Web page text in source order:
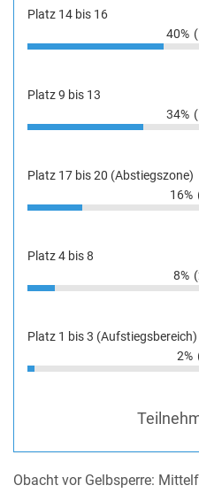
Platz 14 bis 16
40%
Platz 9 bis 13
34%
Platz 17 bis 20 (Abstiegszone)
16%
Platz 4 bis 8
8%
Platz 1 bis 3 (Aufstiegsbereich)
2%
Obacht vor Gelbsperre: